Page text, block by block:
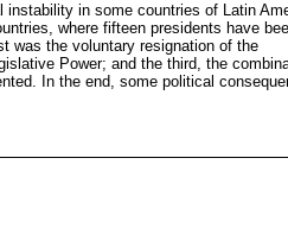
instability in some countries of Latin
where fifteen presidents have
was the voluntary resignation of the
Power; and the third, the
In the end, some political